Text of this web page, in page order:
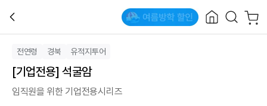
전연령 경북 유적지투어
[기업전용] 석굴암
임직원을 위한 기업전용시리즈